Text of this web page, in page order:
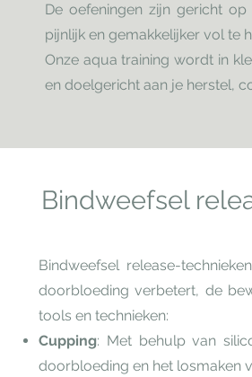
De oefeningen zijn gericht
pijnlijk en gemakkelijker vol te
Onze aqua training wordt in
en doelgericht aan je herstel,
Bindweefsel
Bindweefsel release-
doorbloeding verbetert, de
tools en technieken:
Cupping: Met behulp van
doorbloeding en het losmaken